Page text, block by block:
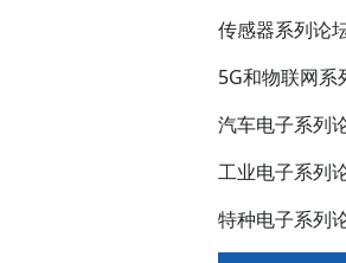
传感器系列论
5G和物联网系
汽车电子系列
工业电子系列
特种电子系列